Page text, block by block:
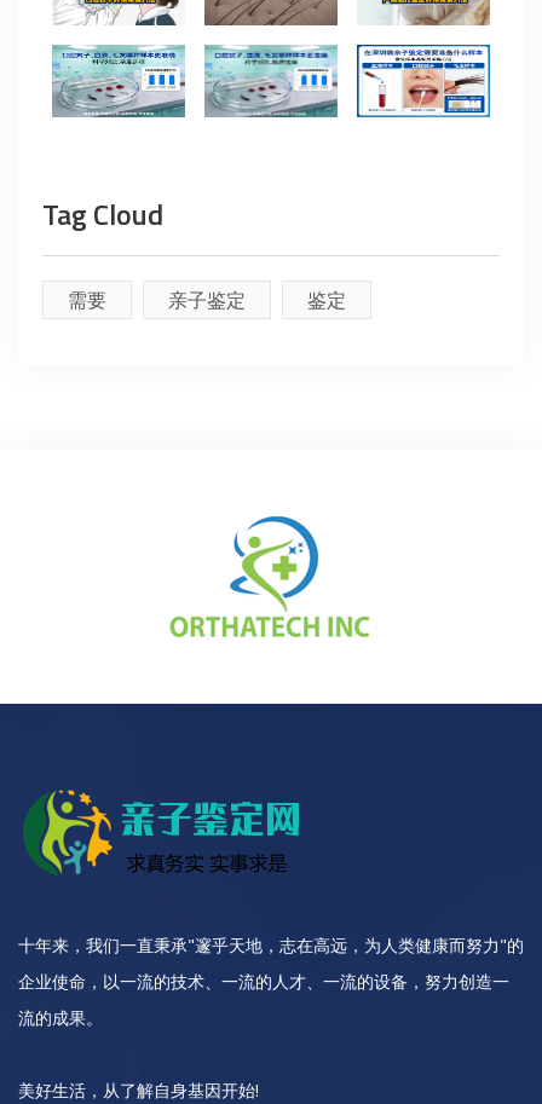
Tag Cloud
需要 亲子鉴定 鉴定
十年来，我们一直秉承"邃乎天地，志在高远，为人类健康而努力"的
企业使命，以一流的技术、一流的人才、一流的设备，努力创造一
流的成果。
美好生活，从了解自身基因开始!